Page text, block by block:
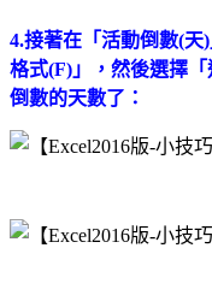
4.接著在「活動倒數(
格式(F)」，然後選擇
倒數的天數了：